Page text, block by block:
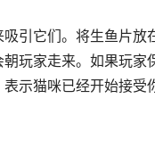
引它们。将生鱼片
玩家走来。如果玩
示猫咪已经开始接受